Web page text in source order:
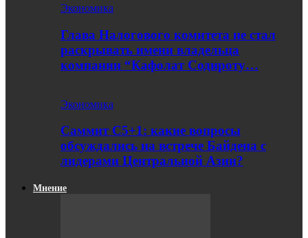
Экономика
Глава Налогового комитета не стал
раскрывать имени владельца
компании “Кафолат Содироту…
Экономика
Саммит С5+1: какие вопросы
обсуждались на встрече Байдена с
лидерами Центральной Азии?
Мнение